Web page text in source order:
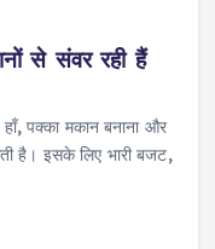
से संवर रही हैं
पक्का मकान बनाना और
है। इसके लिए भारी बजट,